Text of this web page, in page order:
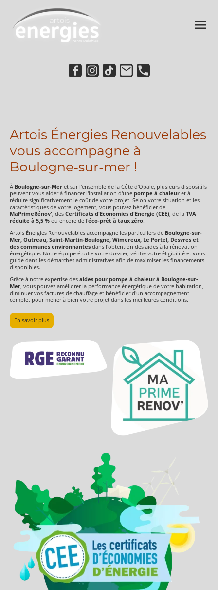
Artois Énergies Renouvelables
vous accompagne à
Boulogne-sur-mer !
À Boulogne-sur-Mer et sur l'ensemble de la Côte d'Opale, plusieurs dispositifs
peuvent vous aider à financer l'installation d'une pompe à chaleur et à
réduire significativement le coût de votre projet. Selon votre situation et les
caractéristiques de votre logement, vous pouvez bénéficier de
MaPrimeRénov', des Certificats d'Économies d'Énergie (CEE), de la TVA
réduite à 5,5 % ou encore de l'éco-prêt à taux zéro.
Artois Énergies Renouvelables accompagne les particuliers de Boulogne-sur-
Mer, Outreau, Saint-Martin-Boulogne, Wimereux, Le Portel, Desvres et
des communes environnantes dans l'obtention des aides à la rénovation
énergétique. Notre équipe étudie votre dossier, vérifie votre éligibilité et vous
guide dans les démarches administratives afin de maximiser les financements
disponibles.
Grâce à notre expertise des aides pour pompe à chaleur à Boulogne-sur-
Mer, vous pouvez améliorer la performance énergétique de votre habitation,
diminuer vos factures de chauffage et bénéficier d'un accompagnement
complet pour mener à bien votre projet dans les meilleures conditions.
En savoir plus